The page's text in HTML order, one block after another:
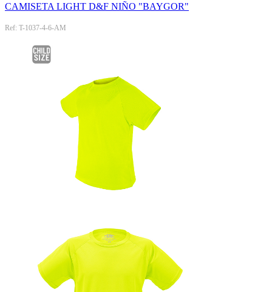
CAMISETA LIGHT D&F NIÑO "BAYGOR"
Ref: T-1037-4-6-AM